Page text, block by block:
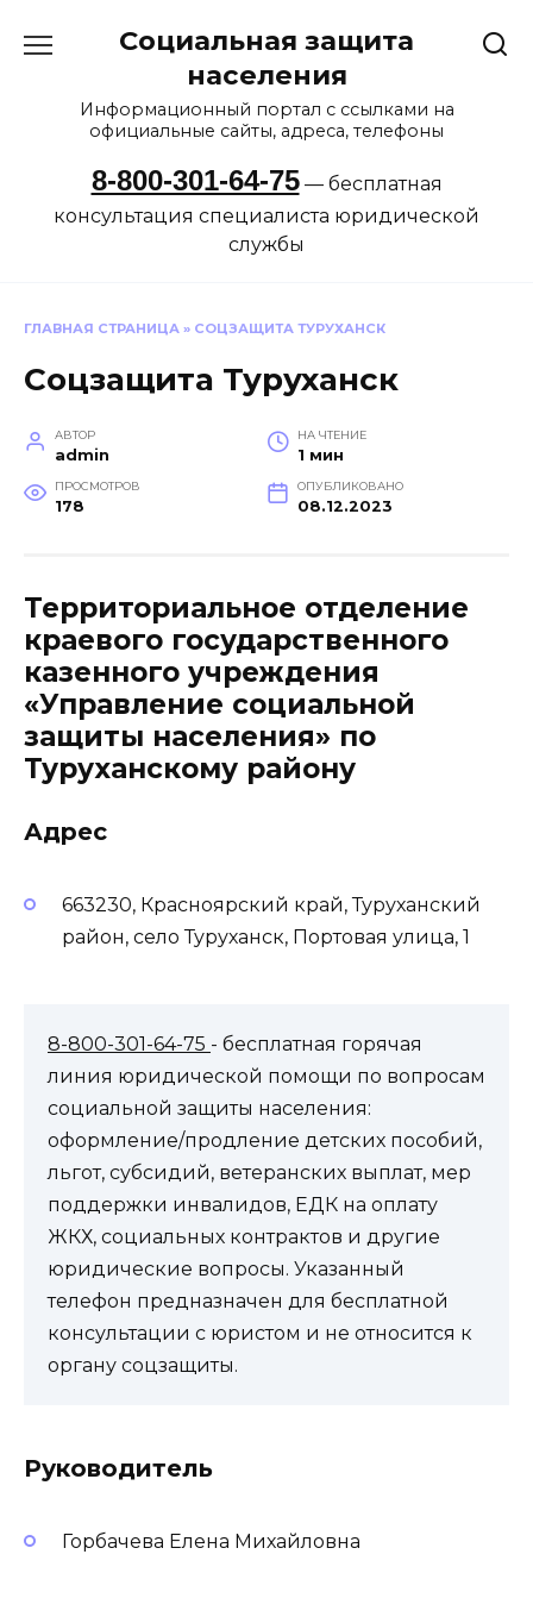
Социальная защита
населения
Информационный портал с ссылками на
официальные сайты, адреса, телефоны
8-800-301-64-75— бесплатная
консультация специалиста юридической
службы
ГЛАВНАЯ СТРАНИЦА » СОЦЗАЩИТА ТУРУХАНСК
Соцзащита Туруханск
АВТОР
admin
НА ЧТЕНИЕ
1 мин
ПРОСМОТРОВ
178
ОПУБЛИКОВАНО
08.12.2023
Территориальное отделение
краевого государственного
казенного учреждения
«Управление социальной
защиты населения» по
Туруханскому району
Адрес
663230, Красноярский край, Туруханский
район, село Туруханск, Портовая улица, 1
8-800-301-64-75 - бесплатная горячая
линия юридической помощи по вопросам
социальной защиты населения:
оформление/продление детских пособий,
льгот, субсидий, ветеранских выплат, мер
поддержки инвалидов, ЕДК на оплату
ЖКХ, социальных контрактов и другие
юридические вопросы. Указанный
телефон предназначен для бесплатной
консультации с юристом и не относится к
органу соцзащиты.
Руководитель
Горбачева Елена Михайловна